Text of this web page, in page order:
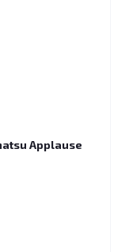
Applause